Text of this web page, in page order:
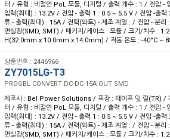
터 / 유형 : 비절연 PoL 모듈, 디지털 / 출력 개수 : 1 / 전압 -
입력(최대) : 13.2V / 전압 - 출력 1 : 0.5 ~ 5.5 V / 전압 -출
류 - 출력(최대) : 15A / 전력(와트) - 제조 계열 : / 전압 - 분
면실장(SMD, SMT) / 패키지/케이스 : 모듈 / 크기/치수 :
H(32.0mm x 10.0mm x 14.0mm) / 작동 온도 : -40°C ~
상품번호 : 2446966
ZY7015LG-T3
PROGBL CONVERT DC-DC 15A OUT SMD
제조사 : Bel Power Solutions / 포장 : 테이프 및 릴(TR) /
터 / 유형 : 비절연 PoL 모듈, 디지털 / 출력 개수 : 1 / 전압 -
입력(최대) : 13.2V / 전압 - 출력 1 : 0.5 ~ 5.5 V / 전압 -출
류 - 출력(최대) : 15A / 전력(와트) - 제조 계열 : / 전압 - 분
면실장(SMD, SMT) / 패키지/케이스 : 모듈 / 크기/치수 :